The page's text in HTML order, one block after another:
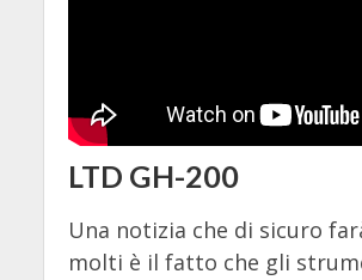
LTD GH-200
Una notizia che di sicuro
molti è il fatto che gli